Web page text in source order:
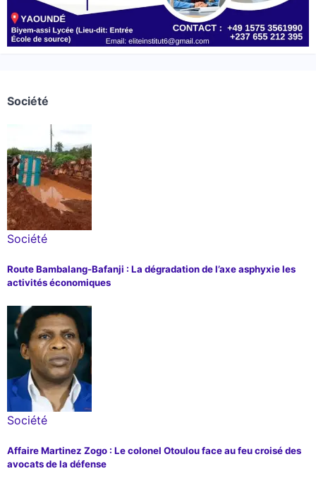
Société
Société
Route Bambalang-Bafanji : La dégradation de l’axe asphyxie les
activités économiques
Société
Affaire Martinez Zogo : Le colonel Otoulou face au feu croisé des
avocats de la défense